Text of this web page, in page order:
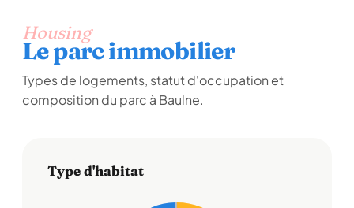
Housing
Le parc immobilier
Types de logements, statut d'occupation et
composition du parc à Baulne.
Type d'habitat